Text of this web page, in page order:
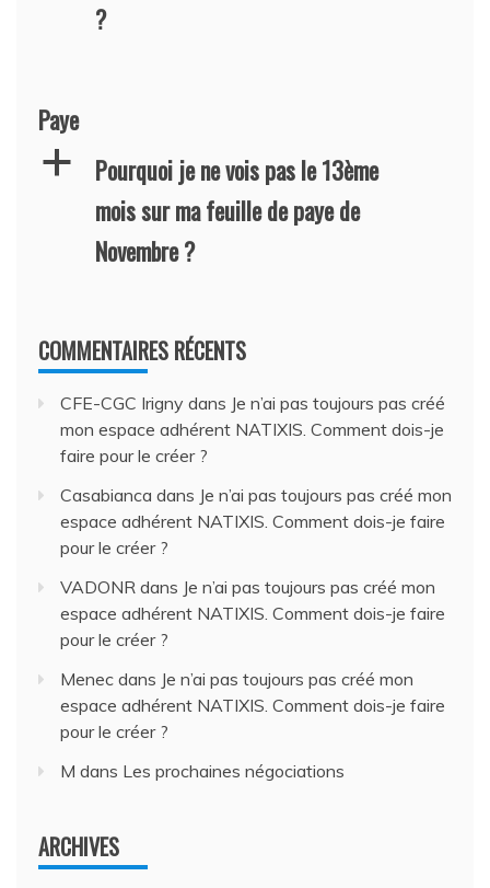
?
Paye
a
Pourquoi je ne vois pas le 13ème
mois sur ma feuille de paye de
Novembre ?
COMMENTAIRES RÉCENTS
CFE-CGC Irigny dans Je n’ai pas toujours pas créé
mon espace adhérent NATIXIS. Comment dois-je
faire pour le créer ?
Casabianca dans Je n’ai pas toujours pas créé mon
espace adhérent NATIXIS. Comment dois-je faire
pour le créer ?
VADONR dans Je n’ai pas toujours pas créé mon
espace adhérent NATIXIS. Comment dois-je faire
pour le créer ?
Menec dans Je n’ai pas toujours pas créé mon
espace adhérent NATIXIS. Comment dois-je faire
pour le créer ?
M dans Les prochaines négociations
ARCHIVES